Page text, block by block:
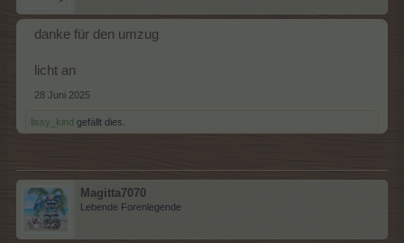
danke für den umzug
licht an
28 Juni 2025
lissy_kind gefällt dies.
Magitta7070
Lebende Forenlegende